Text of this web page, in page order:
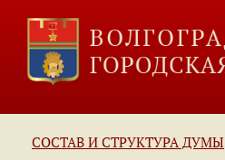
СОСТАВ И СТРУКТУРА ДУМЫ